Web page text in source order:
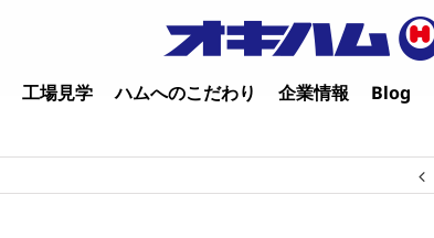
工場見学 ハムへのこだわり 企業情報 Blog